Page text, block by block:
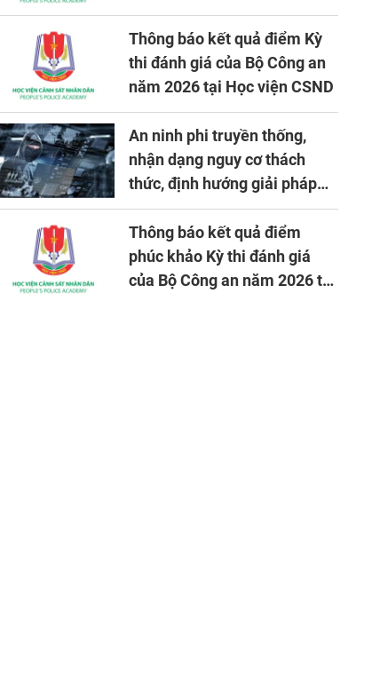
tính
Thông báo kết quả điểm Kỳ
thi đánh giá của Bộ Công an
năm 2026 tại Học viện CSND
An ninh phi truyền thống,
nhận dạng nguy cơ thách
thức, định hướng giải pháp
đảm bảo an ninh quốc gia
trong tình hình hiện nay
Thông báo kết quả điểm
phúc khảo Kỳ thi đánh giá
của Bộ Công an năm 2026 tại